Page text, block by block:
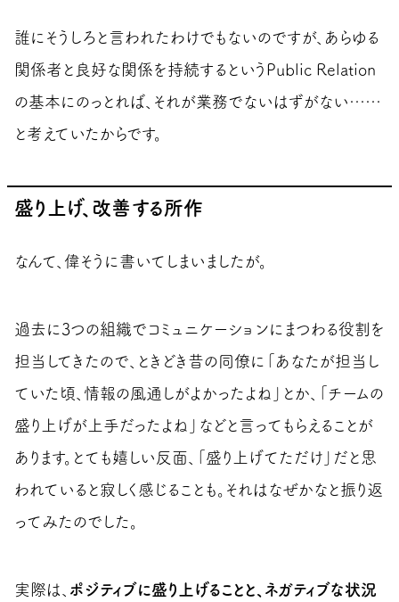
誰にそうしろと言われたわけでもないのですが、あらゆる
関係者と良好な関係を持続するというPublic Relation
の基本にのっとれば、それが業務でないはずがない……
と考えていたからです。
盛り上げ、改善する所作
なんて、偉そうに書いてしまいましたが。
過去に3つの組織でコミュニケーションにまつわる役割を
担当してきたので、ときどき昔の同僚に「あなたが担当し
ていた頃、情報の風通しがよかったよね」とか、「チームの
盛り上げが上手だったよね」などと言ってもらえることが
あります。とても嬉しい反面、「盛り上げてただけ」だと思
われていると寂しく感じることも。それはなぜかなと振り返
ってみたのでした。
実際は、 ポジティブに盛り上げることと、ネガティブな状況